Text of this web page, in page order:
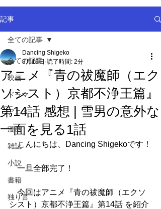
記事
全ての記事
映画
ドラマ
アニメ
漫画
雑誌
小説
書籍
独り言
全ての記事
アニメ『青の祓魔師（エク
ソシスト）京都不浄王篇』
第14話 感想 | 雪男の意外な
一面を見る1話
Dancing Shigeko
3月16日 読了時間: 2分
こんにちは、Dancing Shigekoです！
一旦全部完了！
今回はアニメ『青の祓魔師（エクソ
シスト）京都不浄王篇』第14話 を紹介